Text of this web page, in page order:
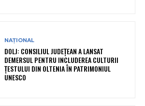
NAȚIONAL
DOLJ: CONSILIUL JUDEȚEAN A LANSAT
DEMERSUL PENTRU INCLUDEREA CULTURII
ȚESTULUI DIN OLTENIA ÎN PATRIMONIUL
UNESCO